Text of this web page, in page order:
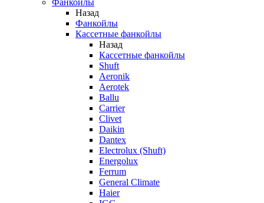
Фанкойлы
Назад
Фанкойлы
Кассетные фанкойлы
Назад
Кассетные фанкойлы
Shuft
Aeronik
Aerotek
Ballu
Carrier
Clivet
Daikin
Dantex
Electrolux (Shuft)
Energolux
Ferrum
General Climate
Haier